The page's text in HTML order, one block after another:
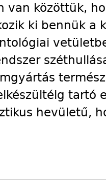
van közöttük,
ki bennük a
tartó
hevületű,